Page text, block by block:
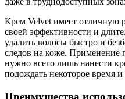
Крем Velvet имеет отличную
своей эффективности и
удалить волосы быстро и
следов на коже. Применение
нужно всего лишь нанести
подождать некоторое время
Преимущества